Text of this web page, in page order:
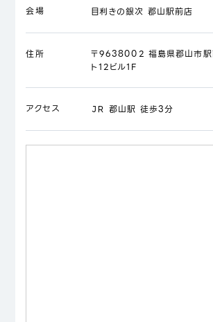
会場 目利きの銀次 郡山駅前店
住所
〒9638002 福島県郡山市
ト12ビル1F
アクセス ＪＲ 郡山駅 徒歩3分